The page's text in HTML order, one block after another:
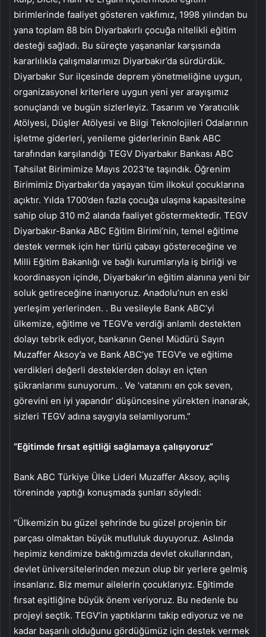
birimlerinde faaliyet gösteren vakfımız, 1998 yılından bu
yana toplam 88 bin Diyarbakırlı çocuğa nitelikli eğitim
desteği sağladı. Bu süreçte yaşananlar karşısında
kararlılıkla çalışmalarımızı Diyarbakır’da sürdürdük.
Diyarbakır Sur ilçesinde deprem yönetmeliğine uygun,
organizasyonel kriterlere uygun yeni yer arayışımız
sonuçlandı ve bugün sizlerleyiz. Tasarım ve Yaratıcılık
Atölyesi, Düşler Atölyesi ve Bilgi Teknolojileri Odalarının
işletme giderleri, yenileme giderlerinin Bank ABC
tarafından karşılandığı TEGV Diyarbakır Bankası ABC
Tahsilat Birimimize Mayıs 2023’te taşındık. Öğrenim
Birimimiz Diyarbakır’da yaşayan tüm ilkokul çocuklarına
açıktır. Yılda 1700’den fazla çocuğa ulaşma kapasitesine
sahip olup 310 m2 alanda faaliyet göstermektedir. TEGV
Diyarbakır-Banka ABC Eğitim Birimi’nin, temel eğitime
destek vermek için her türlü çabayı göstereceğine ve
Milli Eğitim Bakanlığı ve bağlı kurumlarıyla iş birliği ve
koordinasyon içinde, Diyarbakır’ın eğitim alanına yeni bir
soluk getireceğine inanıyoruz. Anadolu’nun en eski
yerleşim yerlerinden. . Bu vesileyle Bank ABC’yi
ülkemize, eğitime ve TEGV’e verdiği anlamlı destekten
dolayı tebrik ediyor, bankanın Genel Müdürü Sayın
Muzaffer Aksoy’a ve Bank ABC’ye TEGV’e ve eğitime
verdikleri değerli desteklerden dolayı en içten
şükranlarımı sunuyorum. . Ve ‘vatanını en çok seven,
görevini en iyi yapandır’ düşüncesine yürekten inanarak,
sizleri TEGV adına saygıyla selamlıyorum.”
“Eğitimde fırsat eşitliği sağlamaya çalışıyoruz”
Bank ABC Türkiye Ülke Lideri Muzaffer Aksoy, açılış
töreninde yaptığı konuşmada şunları söyledi:
“Ülkemizin bu güzel şehrinde bu güzel projenin bir
parçası olmaktan büyük mutluluk duyuyoruz. Aslında
hepimiz kendimize baktığımızda devlet okullarından,
devlet üniversitelerinden mezun olup bir yerlere gelmiş
insanlarız. Biz memur ailelerin çocuklarıyız. Eğitimde
fırsat eşitliğine büyük önem veriyoruz. Bu nedenle bu
projeyi seçtik. TEGV’in yaptıklarını takip ediyoruz ve ne
kadar başarılı olduğunu gördüğümüz için destek vermek